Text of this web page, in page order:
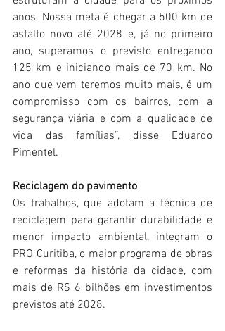
anos. Nossa meta é chegar a 500 km de
asfalto novo até 2028 e, já no primeiro
ano, superamos o previsto entregando
125 km e iniciando mais de 70 km. No
ano que vem teremos muito mais, é um
compromisso com os bairros, com a
segurança viária e com a qualidade de
vida das famílias”, disse Eduardo
Pimentel.
Reciclagem do pavimento
Os trabalhos, que adotam a técnica de
reciclagem para garantir durabilidade e
menor impacto ambiental, integram o
PRO Curitiba, o maior programa de obras
e reformas da história da cidade, com
mais de R$ 6 bilhões em investimentos
previstos até 2028.